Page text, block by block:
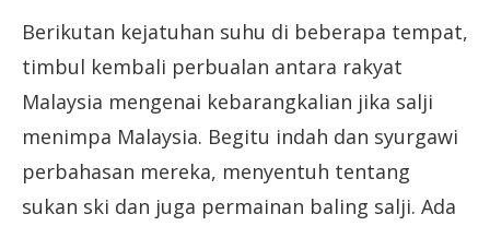
Berikutan kejatuhan suhu di beberapa tempat,
timbul kembali perbualan antara rakyat
Malaysia mengenai kebarangkalian jika salji
menimpa Malaysia. Begitu indah dan syurgawi
perbahasan mereka, menyentuh tentang
sukan ski dan juga permainan baling salji. Ada